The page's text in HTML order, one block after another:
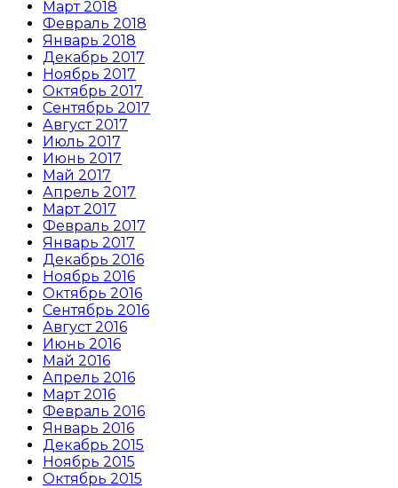
Март 2018
Февраль 2018
Январь 2018
Декабрь 2017
Ноябрь 2017
Октябрь 2017
Сентябрь 2017
Август 2017
Июль 2017
Июнь 2017
Май 2017
Апрель 2017
Март 2017
Февраль 2017
Январь 2017
Декабрь 2016
Ноябрь 2016
Октябрь 2016
Сентябрь 2016
Август 2016
Июнь 2016
Май 2016
Апрель 2016
Март 2016
Февраль 2016
Январь 2016
Декабрь 2015
Ноябрь 2015
Октябрь 2015